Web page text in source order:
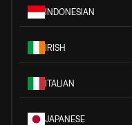
INDONESIAN
IRISH
ITALIAN
JAPANESE